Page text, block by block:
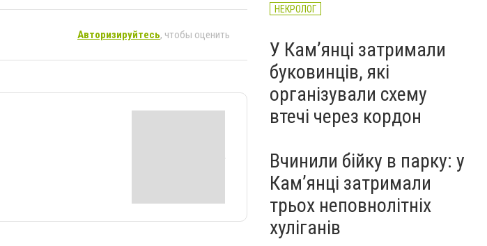
Авторизируйтесь, чтобы оценить
НЕКРОЛОГ
У Кам’янці затримали
буковинців, які
організували схему
втечі через кордон
Вчинили бійку в парку: у
Кам’янці затримали
трьох неповнолітніх
хуліганів